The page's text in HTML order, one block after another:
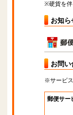
※硬貨を伴
お知ら
お問い
※サービ
郵便サー